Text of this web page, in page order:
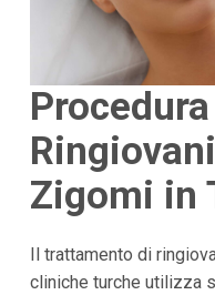
Zigomi in
Il trattamento di
cliniche turche utilizza